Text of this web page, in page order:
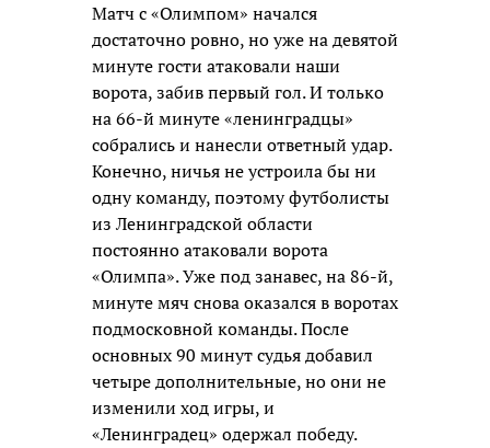
Матч с «Олимпом» начался
достаточно ровно, но уже на девятой
минуте гости атаковали наши
ворота, забив первый гол. И только
на 66-й минуте «ленинградцы»
собрались и нанесли ответный удар.
Конечно, ничья не устроила бы ни
одну команду, поэтому футболисты
из Ленинградской области
постоянно атаковали ворота
«Олимпа». Уже под занавес, на 86-й,
минуте мяч снова оказался в воротах
подмосковной команды. После
основных 90 минут судья добавил
четыре дополнительные, но они не
изменили ход игры, и
«Ленинградец» одержал победу.